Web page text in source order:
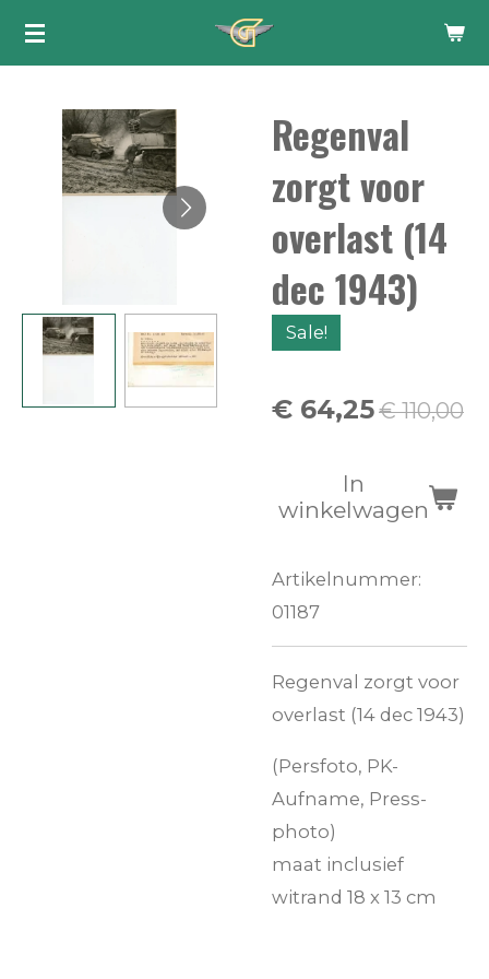
Ga
hoofdinhoud
Regenval
zorgt voor
overlast (14
dec 1943)
Sale!
€ 64,25€ 110,00
In
winkelwagen
Artikelnummer:
01187
Regenval zorgt voor
overlast (14 dec 1943)
(Persfoto, PK-
Aufname, Press-
photo)
maat inclusief
witrand 18 x 13 cm